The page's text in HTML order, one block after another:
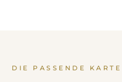
DIE PASSENDE KARTE